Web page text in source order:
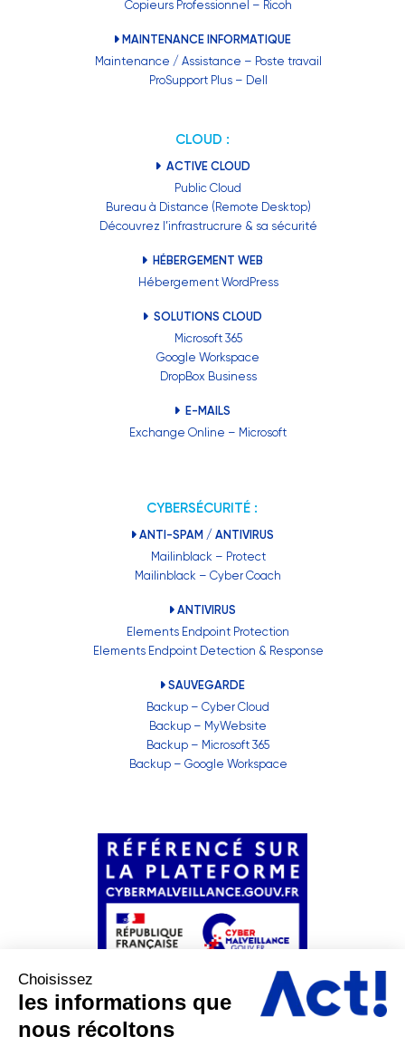
Copieurs Professionnel – Ricoh
MAINTENANCE INFORMATIQUE
Maintenance / Assistance – Poste travail
ProSupport Plus – Dell
CLOUD :
ACTIVE CLOUD
Public Cloud
Bureau à Distance (Remote Desktop)
Découvrez l’infrastrucrure & sa sécurité
HÉBERGEMENT WEB
Hébergement WordPress
SOLUTIONS CLOUD
Microsoft 365
Google Workspace
DropBox Business
E-MAILS
Exchange Online – Microsoft
CYBERSÉCURITÉ :
ANTI-SPAM / ANTIVIRUS
Mailinblack – Protect
Mailinblack – Cyber Coach
ANTIVIRUS
Elements Endpoint Protection
Elements Endpoint Detection & Response
SAUVEGARDE
Backup – Cyber Cloud
Backup – MyWebsite
Backup – Microsoft 365
Backup – Google Workspace
Choisissez
les informations que
nous récoltons